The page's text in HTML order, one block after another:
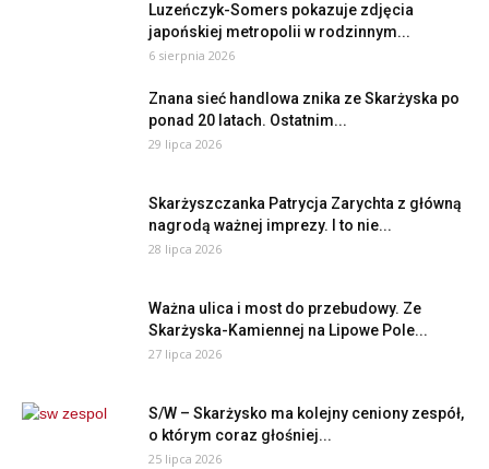
Luzeńczyk-Somers pokazuje zdjęcia
japońskiej metropolii w rodzinnym...
6 sierpnia 2026
Znana sieć handlowa znika ze Skarżyska po
ponad 20 latach. Ostatnim...
29 lipca 2026
Skarżyszczanka Patrycja Zarychta z główną
nagrodą ważnej imprezy. I to nie...
28 lipca 2026
Ważna ulica i most do przebudowy. Ze
Skarżyska-Kamiennej na Lipowe Pole...
27 lipca 2026
S/W – Skarżysko ma kolejny ceniony zespół,
o którym coraz głośniej...
25 lipca 2026